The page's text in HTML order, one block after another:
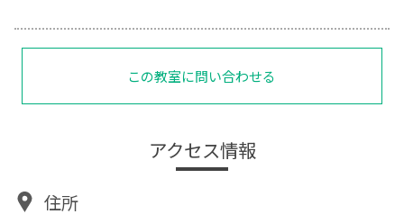
この教室に問い合わせる
アクセス情報
住所